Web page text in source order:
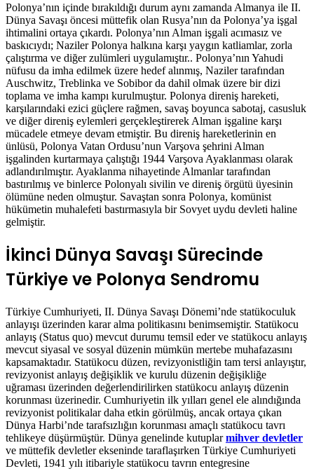
Polonya’nın içinde bırakıldığı durum aynı zamanda Almanya ile II.
Dünya Savaşı öncesi müttefik olan Rusya’nın da Polonya’ya işgal
ihtimalini ortaya çıkardı. Polonya’nın Alman işgali acımasız ve
baskıcıydı; Naziler Polonya halkına karşı yaygın katliamlar, zorla
çalıştırma ve diğer zulümleri uygulamıştır.. Polonya’nın Yahudi
nüfusu da imha edilmek üzere hedef alınmış, Naziler tarafından
Auschwitz, Treblinka ve Sobibor da dahil olmak üzere bir dizi
toplama ve imha kampı kurulmuştur. Polonya direniş hareketi,
karşılarındaki ezici güçlere rağmen, savaş boyunca sabotaj, casusluk
ve diğer direniş eylemleri gerçekleştirerek Alman işgaline karşı
mücadele etmeye devam etmiştir. Bu direniş hareketlerinin en
ünlüsü, Polonya Vatan Ordusu’nun Varşova şehrini Alman
işgalinden kurtarmaya çalıştığı 1944 Varşova Ayaklanması olarak
adlandırılmıştır. Ayaklanma nihayetinde Almanlar tarafından
bastırılmış ve binlerce Polonyalı sivilin ve direniş örgütü üyesinin
ölümüne neden olmuştur. Savaştan sonra Polonya, komünist
hükümetin muhalefeti bastırmasıyla bir Sovyet uydu devleti haline
gelmiştir.
İkinci Dünya Savaşı Sürecinde
Türkiye ve Polonya Sendromu
Türkiye Cumhuriyeti, II. Dünya Savaşı Dönemi’nde statükoculuk
anlayışı üzerinden karar alma politikasını benimsemiştir. Statükocu
anlayış (Status quo) mevcut durumu temsil eder ve statükocu anlayış
mevcut siyasal ve sosyal düzenin mümkün mertebe muhafazasını
kapsamaktadır. Statükocu düzen, revizyonistliğin tam tersi anlayıştır,
revizyonist anlayış değişiklik ve kurulu düzenin değişikliğe
uğraması üzerinden değerlendirilirken statükocu anlayış düzenin
korunması üzerinedir. Cumhuriyetin ilk yılları genel ele alındığında
revizyonist politikalar daha etkin görülmüş, ancak ortaya çıkan
Dünya Harbi’nde tarafsızlığın korunması amaçlı statükocu tavrı
tehlikeye düşürmüştür. Dünya genelinde kutuplarmihver devletler
ve müttefik devletler ekseninde taraflaşırken Türkiye Cumhuriyeti
Devleti, 1941 yılı itibariyle statükocu tavrın entegresine